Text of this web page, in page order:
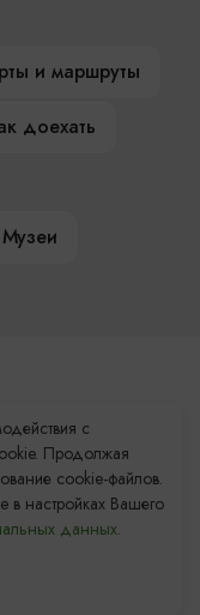
и маршруты
доехать
Музеи
с
Продолжая
cookie-файлов.
в настройках Вашего
данных.